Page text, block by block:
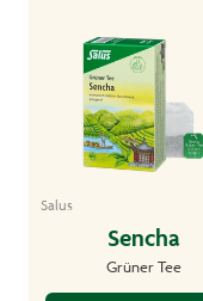
Salus
Sencha
Grüner Tee